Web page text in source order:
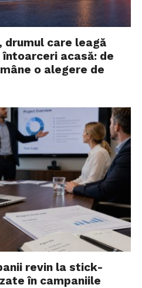
drumul care leagă
acasă: de
o alegere de
revin la stick-
în campaniile